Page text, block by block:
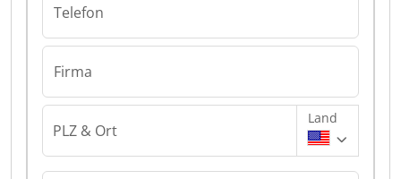
Telefon
Firma
PLZ & Ort
Land